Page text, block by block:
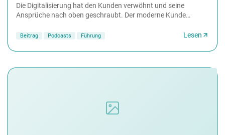
Die Digitalisierung hat den Kunden verwöhnt und seine
Ansprüche nach oben geschraubt. Der moderne Kunde
Beitrag Podcasts Führung Lesen